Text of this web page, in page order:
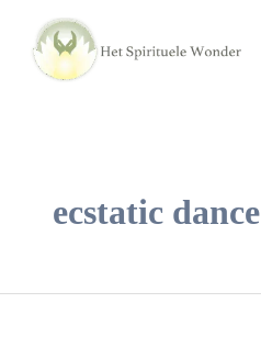
ecstatic dance
naar: